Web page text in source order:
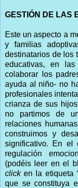
GESTIÓN DE LAS
Este un aspecto a
y familias
destinatarios de los
educativas, en
colaborar los
ayuda al niño- no
profesionales
crianza de sus
no partimos de
relaciones
construimos y
significativo. En el
regulación
(podéis leer en el
clicken la etiqueta
que se constituya